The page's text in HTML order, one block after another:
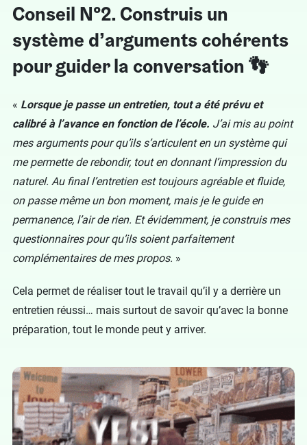
Conseil N°2. Construis un
système d’arguments cohérents
pour guider la conversation 👣
« Lorsque je passe un entretien, tout a été prévu et
calibré à l’avance en fonction de l’école. J’ai mis au point
mes arguments pour qu’ils s’articulent en un système qui
me permette de rebondir, tout en donnant l’impression du
naturel. Au final l’entretien est toujours agréable et fluide,
on passe même un bon moment, mais je le guide en
permanence, l’air de rien. Et évidemment, je construis mes
questionnaires pour qu’ils soient parfaitement
complémentaires de mes propos. »
Cela permet de réaliser tout le travail qu’il y a derrière un
entretien réussi… mais surtout de savoir qu’avec la bonne
préparation, tout le monde peut y arriver.